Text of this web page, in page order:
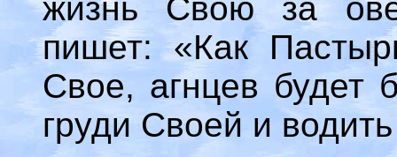
жизнь Свою за
пишет: «Как
Свое, агнцев будет
груди Своей и